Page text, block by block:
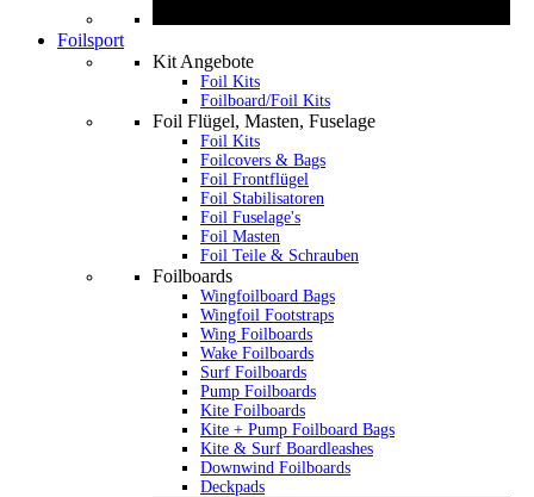
Foilsport
Kit Angebote
Foil Kits
Foilboard/Foil Kits
Foil Flügel, Masten, Fuselage
Foil Kits
Foilcovers & Bags
Foil Frontflügel
Foil Stabilisatoren
Foil Fuselage's
Foil Masten
Foil Teile & Schrauben
Foilboards
Wingfoilboard Bags
Wingfoil Footstraps
Wing Foilboards
Wake Foilboards
Surf Foilboards
Pump Foilboards
Kite Foilboards
Kite + Pump Foilboard Bags
Kite & Surf Boardleashes
Downwind Foilboards
Deckpads